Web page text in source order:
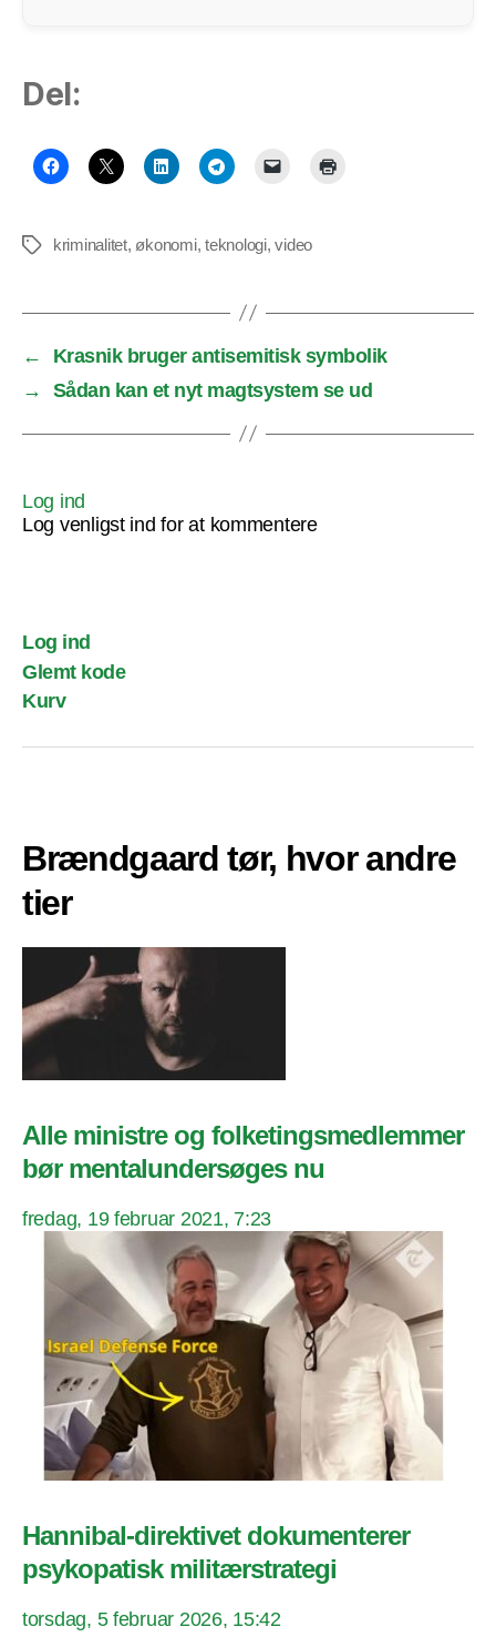
Del:
Tags kriminalitet, økonomi,teknologi,video
←
Krasnik bruger antisemitisk symbolik
→
Sådan kan et nyt magtsystem se ud
Log ind
Log venligst ind for at kommentere
Log ind
Glemt kode
Kurv
Brændgaard tør, hvor andre
tier
Alle ministre og folketingsmedlemmer
bør mentalundersøges nu
fredag, 19 februar 2021, 7:23
Hannibal-direktivet dokumenterer
psykopatisk militærstrategi
torsdag, 5 februar 2026, 15:42